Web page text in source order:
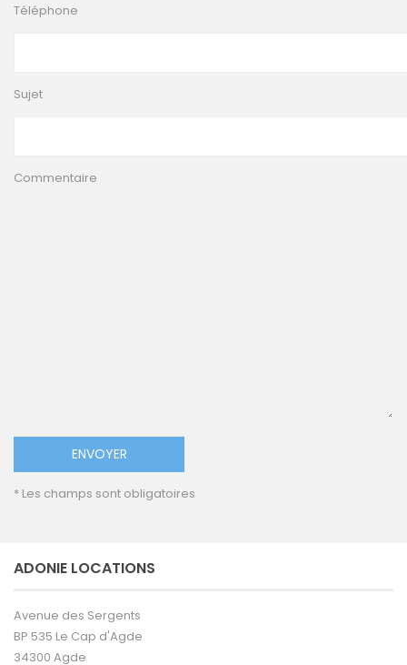
Téléphone
Sujet
Commentaire
* Les champs sont obligatoires
ADONIE LOCATIONS
Avenue des Sergents
BP 535 Le Cap d'Agde
34300 Agde